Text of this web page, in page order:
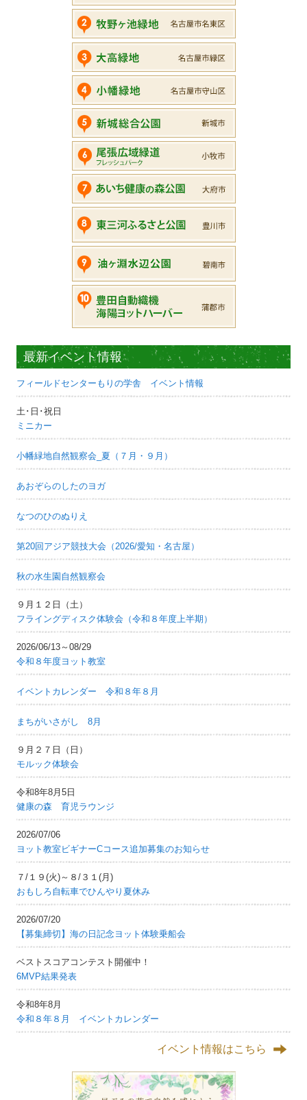
最新イベント情報
フィールドセンターもりの学舎 イベント情報
土･日･祝日
ミニカー
小幡緑地自然観察会_夏（７月・９月）
あおぞらのしたのヨガ
なつのひのぬりえ
第20回アジア競技大会（2026/愛知・名古屋）
秋の水生園自然観察会
９月１２日（土）
フライングディスク体験会（令和８年度上半期）
2026/06/13～08/29
令和８年度ヨット教室
イベントカレンダー 令和８年８月
まちがいさがし 8月
９月２７日（日）
モルック体験会
令和8年8月5日
健康の森 育児ラウンジ
2026/07/06
ヨット教室ビギナーCコース追加募集のお知らせ
７/１９(火)～８/３１(月)
おもしろ自転車でひんやり夏休み
2026/07/20
【募集締切】海の日記念ヨット体験乗船会
ベストスコアコンテスト開催中！
6MVP結果発表
令和8年8月
令和８年８月 イベントカレンダー
イベント情報はこちら